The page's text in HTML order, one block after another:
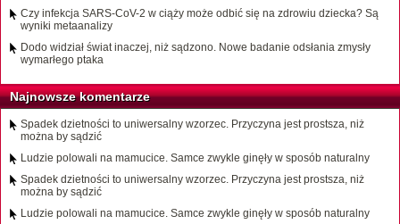
Czy infekcja SARS-CoV-2 w ciąży może odbić się na zdrowiu dziecka? Są
wyniki metaanalizy
Dodo widział świat inaczej, niż sądzono. Nowe badanie odsłania zmysły
wymarłego ptaka
Najnowsze komentarze
Spadek dzietności to uniwersalny wzorzec. Przyczyna jest prostsza, niż
można by sądzić
Ludzie polowali na mamucice. Samce zwykle ginęły w sposób naturalny
Spadek dzietności to uniwersalny wzorzec. Przyczyna jest prostsza, niż
można by sądzić
Ludzie polowali na mamucice. Samce zwykle ginęły w sposób naturalny